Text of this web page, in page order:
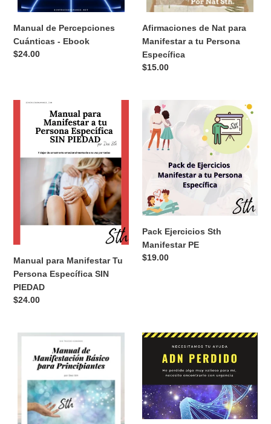
Manual de Percepciones
Cuánticas - Ebook
Precio
$24.00
Afirmaciones de Nat para
Manifestar a tu Persona
Específica
Precio
$15.00
Manual
Manifestar
Persona
PIEDAD
Manual para Manifestar Tu
Persona Específica SIN
PIEDAD
Precio
$24.00
Pack
Ejercicios
Sth
Manifestar
Pack Ejercicios Sth
Manifestar PE
Precio
$19.00
Manual
Manifestación
Básico
para
Principiantes
EBOOK
MANUAL
Nat
Manifestar
PE